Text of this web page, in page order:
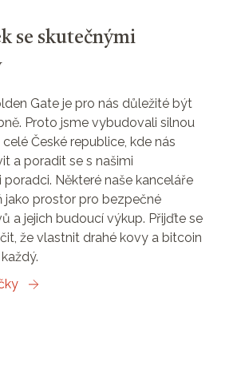
se skutečnými
Gate je pro nás důležité být
Proto jsme vybudovali silnou
České republice, kde nás
a poradit se s našimi
Některé naše kanceláře
jako prostor pro bezpečné
a jejich budoucí výkup. Přijďte se
že vlastnit drahé kovy a bitcoin